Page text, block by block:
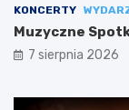
KONCERTY
Muzyczne
7 sierpnia 2026